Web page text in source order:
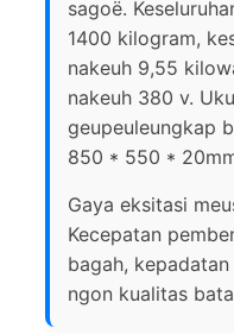
sagoë.
1400 kilogram,
nakeuh 9,55
nakeuh 380 v.
geupeuleungkap
850 * 550 *
Gaya eksitasi
Kecepatan
bagah,
ngon kualitas